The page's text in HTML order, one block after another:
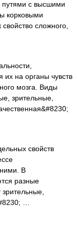
с высшими
корковыми
сложного,
их на органы чувств
мозга. Виды
зрительные,
свойств
ними. В
разные
…